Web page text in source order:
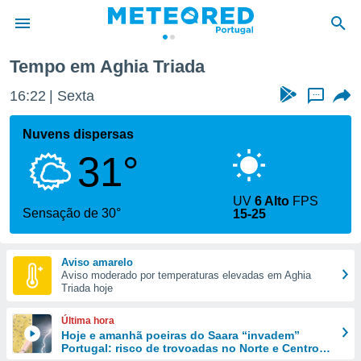
da
foi
fornecidas
a este
das
e
forma
digital
Tempo em Aghia Triada
16:23 Sexta ...
Nuvens dispersas
31°
Sensação de 30°
UV6 Alto FPS
15-25
Aviso amarelo
Aviso moderado por temperaturas elevadas em Aghia
Triada hoje
Última hora
Hoje e amanhã poeiras do Saara “invadem”
Portugal: risco de trovoadas no Norte e Centro